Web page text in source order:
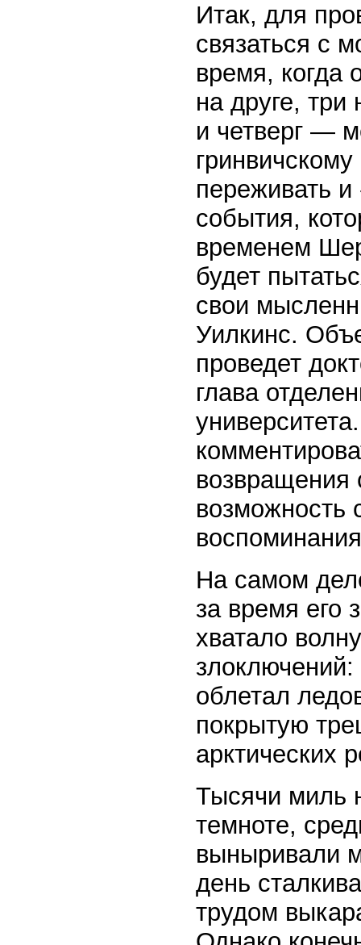
Итак, для
связаться с
время, когда
на друге,
и четверг —
переживать
события,
временем
будет
свои
Уилкинс.
проведет
глава
возвращения
возможность
На самом
за время его
хватало
облетал
покрытую
арктических
Тысячи миль
темноте,
выныривали
день
трудом